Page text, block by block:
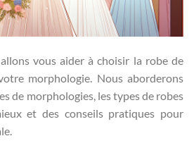
vous aider à choisir la robe de
morphologie. Nous aborderons
de morphologies, les types de robes
et des conseils pratiques pour